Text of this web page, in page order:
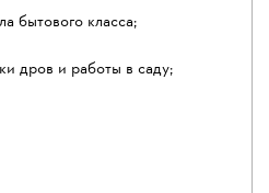
бытового класса;
дров и работы в саду;